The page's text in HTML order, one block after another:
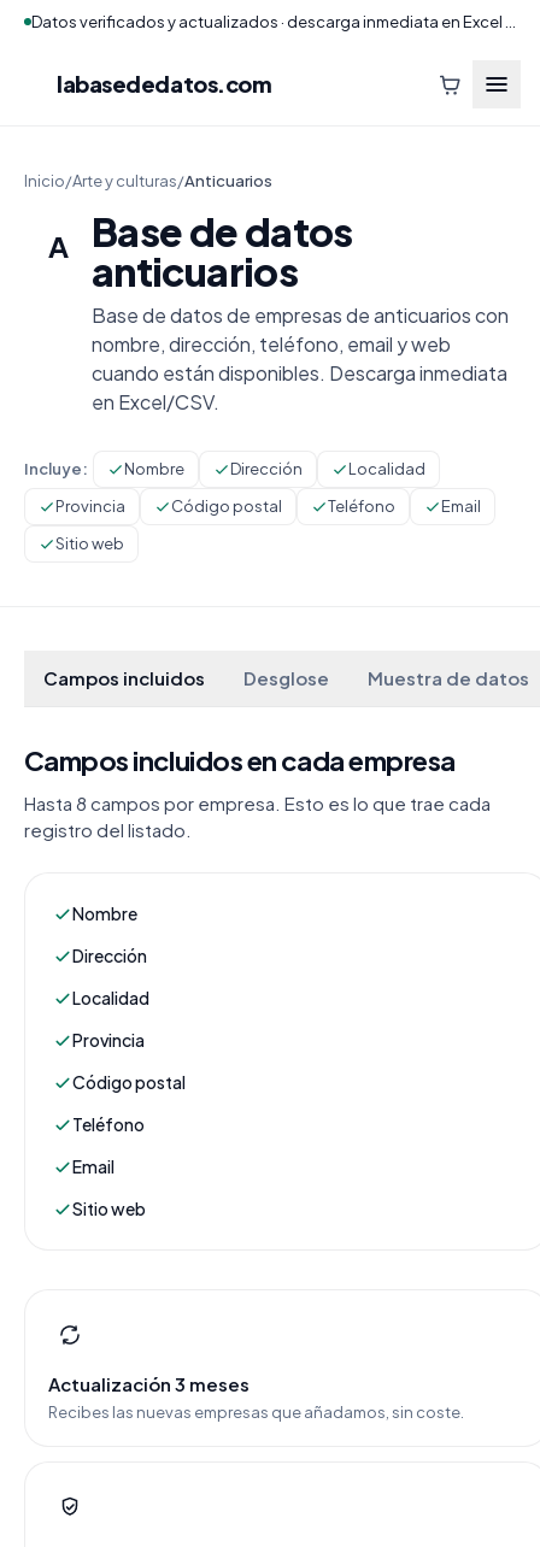
labasededatos.com
Inicio/Arte y culturas/Anticuarios
A
Base de datos
anticuarios
Base de datos de empresas de anticuarios con
nombre, dirección, teléfono, email y web
cuando están disponibles. Descarga inmediata
en Excel/CSV.
Incluye: Nombre Dirección
Localidad
Provincia
Código postal Teléfono
Email
Sitio web
Campos incluidos Desglose Muestra de datos
Campos incluidos en cada empresa
Hasta 8 campos por empresa. Esto es lo que trae cada
registro del listado.
Nombre
Dirección
Localidad
Provincia
Código postal
Teléfono
Email
Sitio web
Actualización 3 meses
Recibes las nuevas empresas que añadamos, sin coste.